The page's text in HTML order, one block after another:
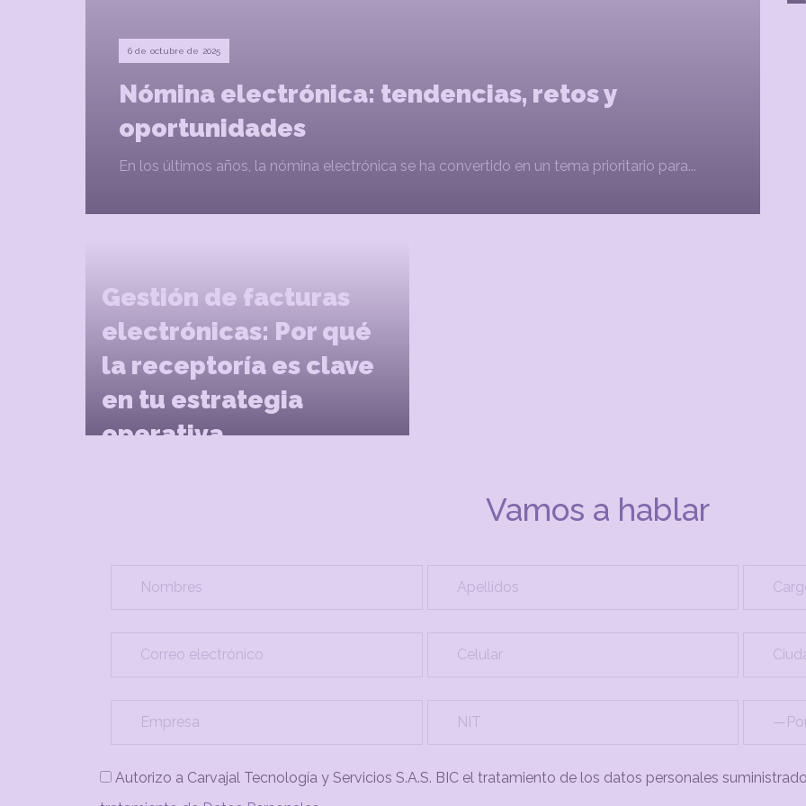
6 de octubre de 2025
Nómina electrónica: tendencias, retos y
oportunidades
En los últimos años, la nómina electrónica se ha convertido en un tema prioritario para...
Gestión de facturas
electrónicas: Por qué
la receptoría es clave
en tu estrategia
operativa
Vamos a hablar
Autorizo a Carvajal Tecnología y Servicios S.A.S. BIC el tratamiento de los datos personales